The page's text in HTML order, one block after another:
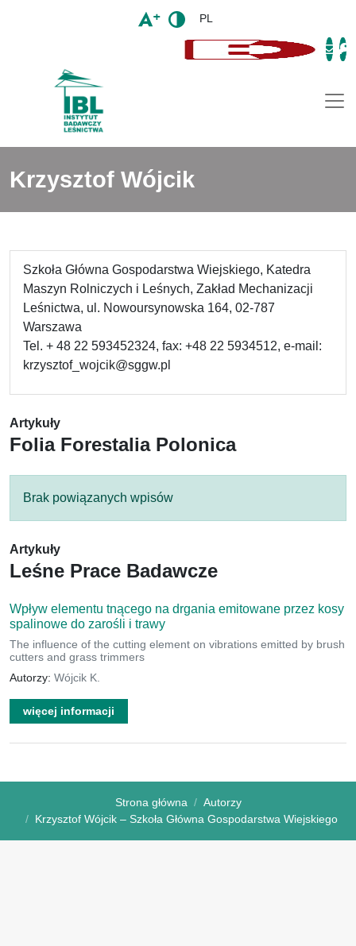
PL
Krzysztof Wójcik
Szkoła Główna Gospodarstwa Wiejskiego, Katedra
Maszyn Rolniczych i Leśnych, Zakład Mechanizacji
Leśnictwa, ul. Nowoursynowska 164, 02-787
Warszawa
Tel. + 48 22 593452324, fax: +48 22 5934512, e-mail:
krzysztof_wojcik@sggw.pl
Artykuły
Folia Forestalia Polonica
Brak powiązanych wpisów
Artykuły
Leśne Prace Badawcze
Wpływ elementu tnącego na drgania emitowane przez kosy
spalinowe do zarośli i trawy
The influence of the cutting element on vibrations emitted by brush
cutters and grass trimmers
Autorzy: Wójcik K.
więcej informacji
Strona główna
Autorzy
Krzysztof Wójcik – Szkoła Główna Gospodarstwa Wiejskiego